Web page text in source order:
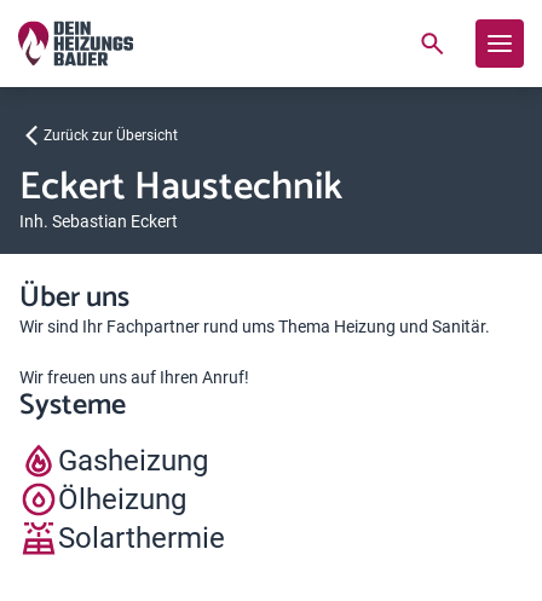
Zurück zur Übersicht
Eckert Haustechnik
Inh. Sebastian Eckert
Über uns
Wir sind Ihr Fachpartner rund ums Thema Heizung und Sanitär.
Wir freuen uns auf Ihren Anruf!
Systeme
Gasheizung
Ölheizung
Solarthermie